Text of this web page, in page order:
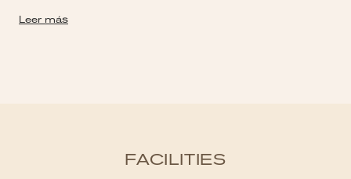
Leer más
FACILITIES